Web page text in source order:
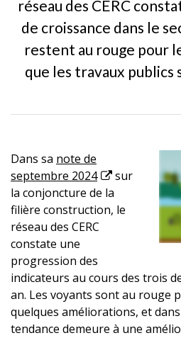
réseau des CERC
de croissance dans le
restent au rouge pour
que les travaux
Dans sa note de
septembre 2024
sur
la conjoncture de la
filière construction, le
réseau des CERC
constate une
progression des
indicateurs au cours des trois
an. Les voyants sont au rouge
quelques améliorations, et
tendance demeure à une